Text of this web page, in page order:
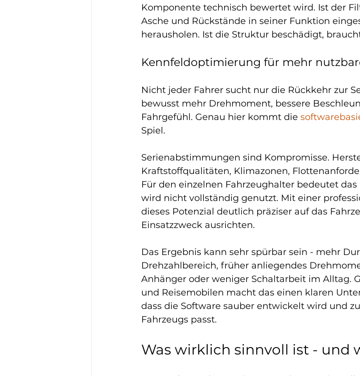
Komponente technisch bewertet wird. Ist der
Asche und Rückstände in seiner Funktion
herausholen. Ist die Struktur beschädigt,
Kennfeldoptimierung für mehr
Nicht jeder Fahrer sucht nur die Rückkehr zur
bewusst mehr Drehmoment, bessere
Fahrgefühl. Genau hier kommt die
Spiel.
Serienabstimmungen sind Kompromisse.
Kraftstoffqualitäten, Klimazonen,
Für den einzelnen Fahrzeughalter bedeutet
wird nicht vollständig genutzt. Mit einer
dieses Potenzial deutlich präziser auf das
Einsatzzweck ausrichten.
Das Ergebnis kann sehr spürbar sein - mehr
Drehzahlbereich, früher anliegendes
Anhänger oder weniger Schaltarbeit im Alltag.
und Reisemobilen macht das einen klaren
dass die Software sauber entwickelt wird und
Fahrzeugs passt.
Was wirklich sinnvoll ist - und